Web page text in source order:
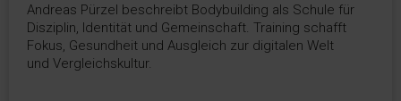
Andreas Pürzel beschreibt Bodybuilding als Schule für
Disziplin, Identität und Gemeinschaft. Training schafft
Fokus, Gesundheit und Ausgleich zur digitalen Welt
und Vergleichskultur.